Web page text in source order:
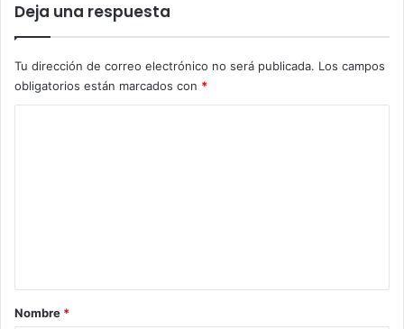
Deja una respuesta
Tu dirección de correo electrónico no será publicada. Los campos
obligatorios están marcados con *
r
Nombre *